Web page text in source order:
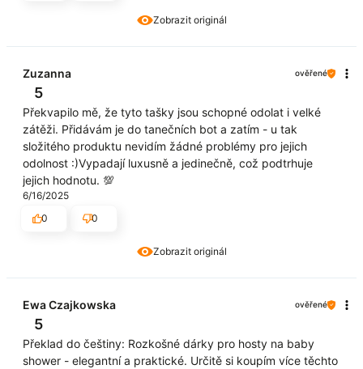
Zobrazit originál
Zobrazit originál
Zuzanna ověřené
5
Překvapilo mě, že tyto tašky jsou schopné odolat i velké
zátěži. Přidávám je do tanečních bot a zatím - u tak
složitého produktu nevidím žádné problémy pro jejich
odolnost :)Vypadají luxusně a jedinečně, což podtrhuje
jejich hodnotu. 💯
6/16/2025
0
0
Ewa Czajkowska ověřené
5
Překlad do češtiny: Rozkošné dárky pro hosty na baby
shower - elegantní a praktické. Určitě si koupím více těchto